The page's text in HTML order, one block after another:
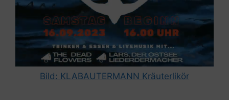
Bild: KLABAUTERMANN Kräuterlikör